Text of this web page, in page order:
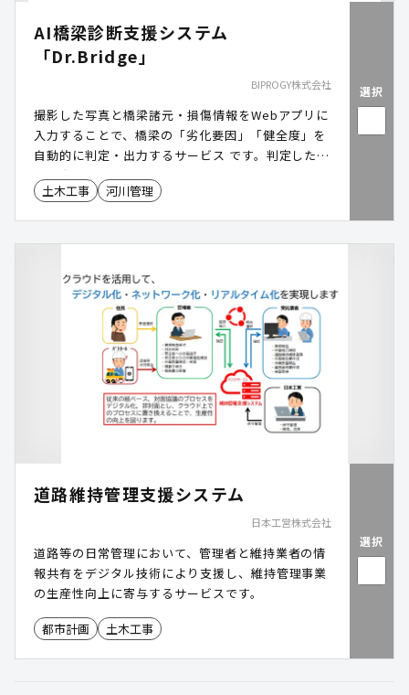
AI橋梁診断支援システム
「Dr.Bridge」
BIPROGY株式会社
撮影した写真と橋梁諸元・損傷情報をWebアプリに
入力することで、橋梁の「劣化要因」「健全度」を
自動的に判定・出力するサービス です。判定した結
果を点検調書に反映し、出力する機能も実装してい
ます。劣化要因は7分類、健全度は5段階で自動判定
土木工事 河川管理
選択
道路維持管理支援システム
日本工営株式会社
道路等の日常管理において、管理者と維持業者の情
報共有をデジタル技術により支援し、維持管理事業
の生産性向上に寄与するサービスです。
都市計画 土木工事
選択